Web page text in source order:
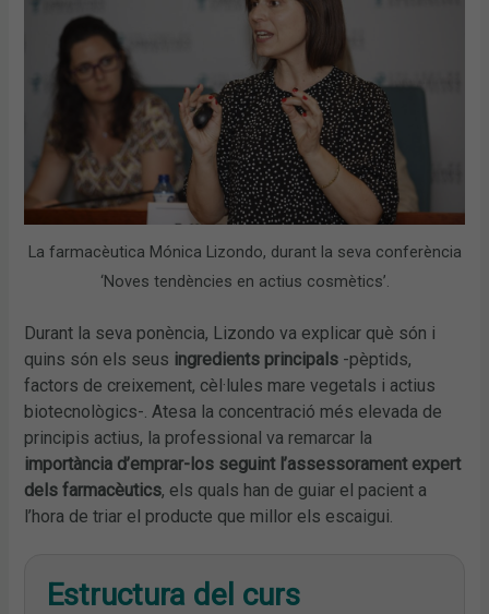
La farmacèutica Mónica Lizondo, durant la seva conferència
‘Noves tendències en actius cosmètics’.
Durant la seva ponència, Lizondo va explicar què són i
quins són els seus ingredients principals -pèptids,
factors de creixement, cèl·lules mare vegetals i actius
biotecnològics-. Atesa la concentració més elevada de
principis actius, la professional va remarcar la
importància d’emprar-los seguint l’assessorament expert
dels farmacèutics, els quals han de guiar el pacient a
l’hora de triar el producte que millor els escaigui.
Estructura del curs